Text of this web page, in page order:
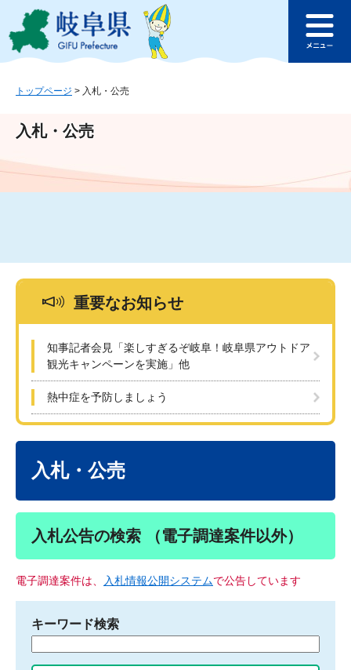
ジ
ュ
文
このページの本文へ
ュ
トップページ > 入札・公売
入札・公売
重要なお知らせ
知事記者会見「楽しすぎるぞ岐阜！岐阜県アウトドア
観光キャンペーンを実施」他
熱中症を予防しましょう
入札・公売
入札公告の検索 （電子調達案件以外）
電子調達案件は、 入札情報公開システムで公告しています
キーワード検索